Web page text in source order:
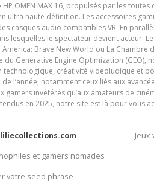
OMEN MAX 16, propulsés par les
ultra haute définition. Les accessoires
casques audio compatibles VR. En
lesquelles le spectateur devient
Brave New World ou La Chambre
Generative Engine Optimization (GEO),
créativité vidéoludique et
l’année, notamment ceux liés aux
gamers invétérés qu’aux amateurs de
en 2025, notre site est là pour vous
liliecollections.com
et gamers nomades
votre seed phrase
Jeux